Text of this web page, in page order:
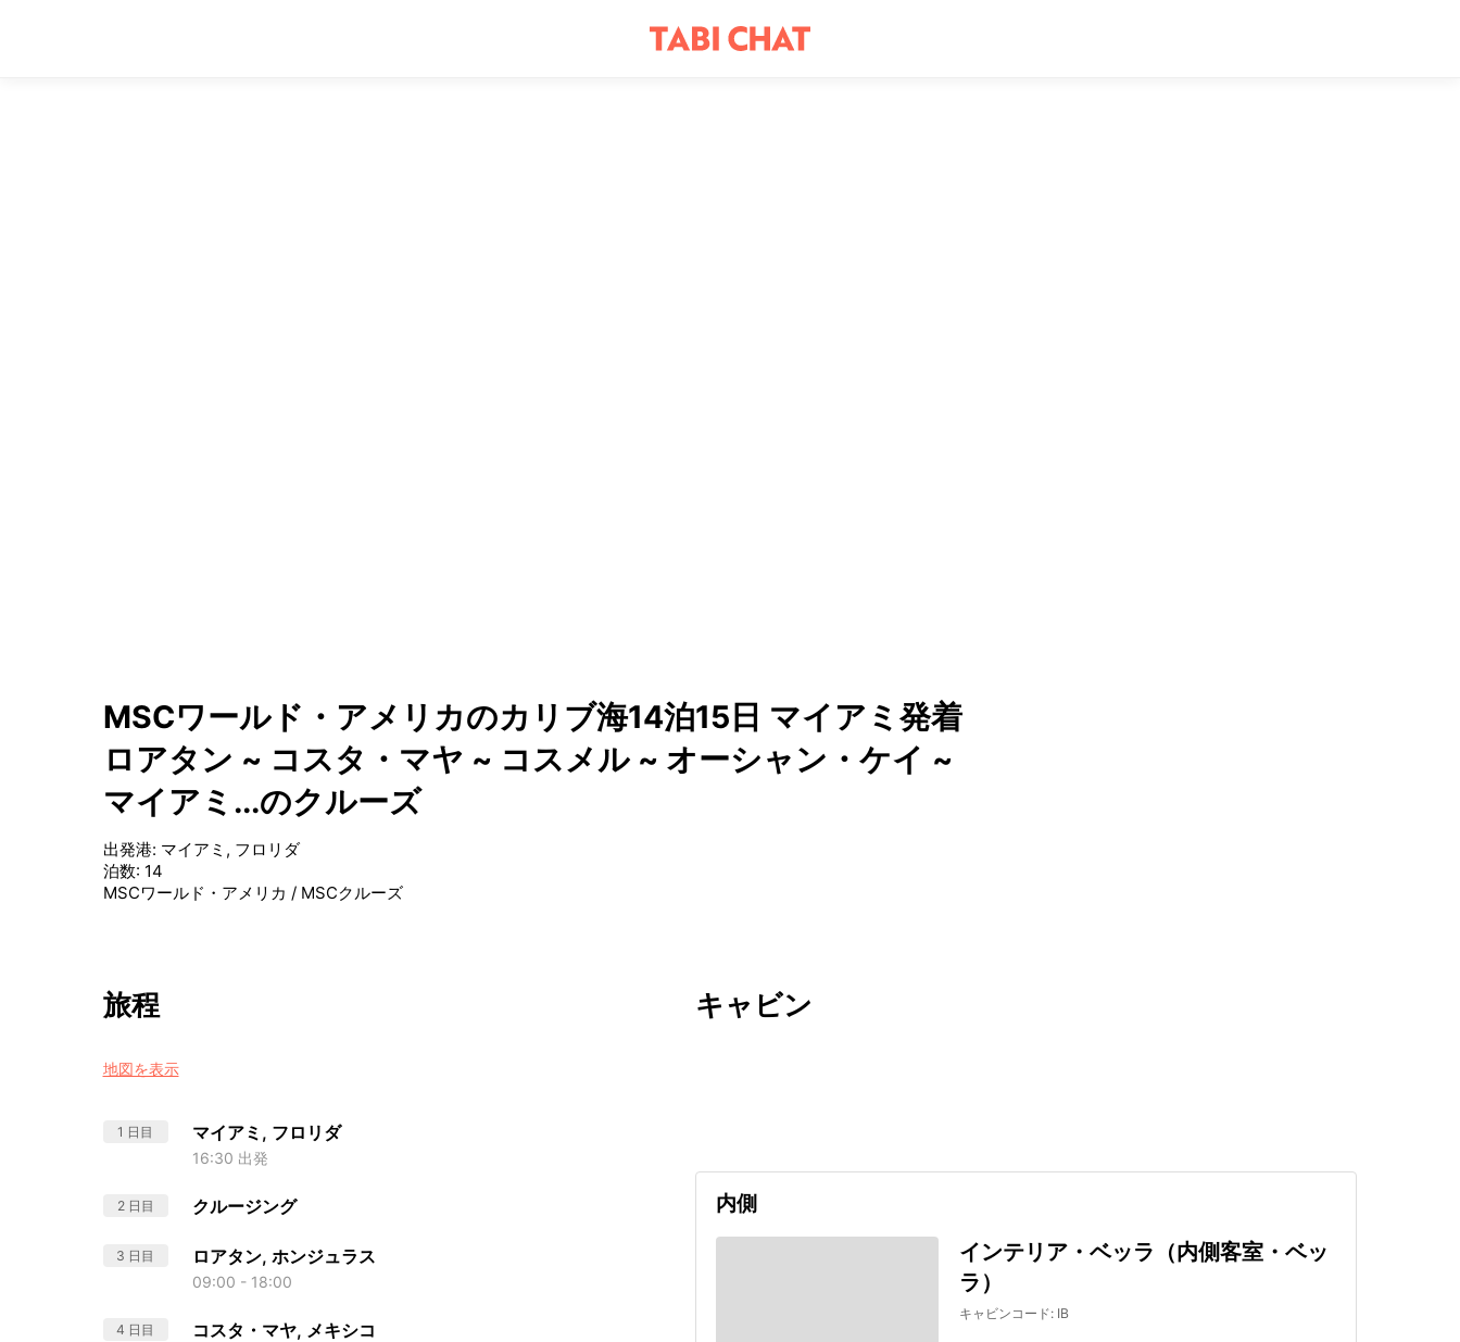
MSCワールド・アメリカのカリブ海14泊15日 マイアミ発着
ロアタン ~ コスタ・マヤ ~ コスメル ~ オーシャン・ケイ ~
マイアミ...のクルーズ
出発港: マイアミ, フロリダ
泊数: 14
MSCワールド・アメリカ / MSCクルーズ
旅程
地図を表示
1 日目 マイアミ, フロリダ
16:30 出発
2 日目 クルージング
3 日目 ロアタン, ホンジュラス
09:00 - 18:00
4 日目 コスタ・マヤ, メキシコ
キャビン
内側
インテリア・ベッラ（内側客室・ベッ
ラ）
キャビンコード: IB